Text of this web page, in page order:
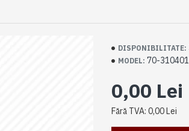
DISPONIBILITATE:
MODEL: 70-
0,00 Lei
Fără TVA: 0,00 Lei